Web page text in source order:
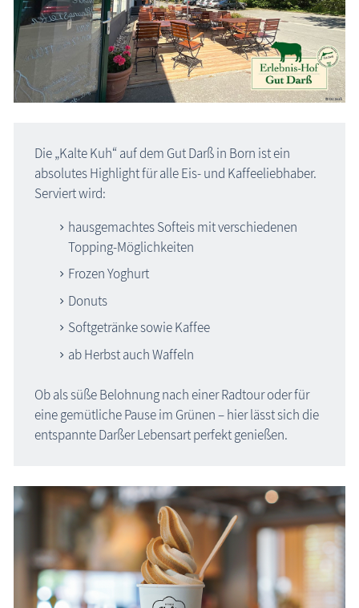
Die „Kalte Kuh“ auf dem Gut Darß in Born ist ein
absolutes Highlight für alle Eis- und Kaffeeliebhaber.
Serviert wird:
hausgemachtes Softeis mit verschiedenen
Topping-Möglichkeiten
Frozen Yoghurt
Donuts
Softgetränke sowie Kaffee
ab Herbst auch Waffeln
Ob als süße Belohnung nach einer Radtour oder für
eine gemütliche Pause im Grünen – hier lässt sich die
entspannte Darßer Lebensart perfekt genießen.